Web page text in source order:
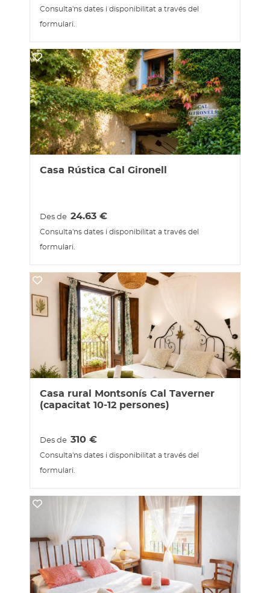
Consulta'ns dates i disponibilitat a través del
formulari.
Casa Rústica Cal Gironell
Des de 24.63€
Consulta'ns dates i disponibilitat a través del
formulari.
Casa rural Montsonís Cal Taverner
(capacitat 10-12 persones)
Des de 310€
Consulta'ns dates i disponibilitat a través del
formulari.